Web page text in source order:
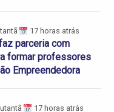
17 horas atrás
parceria com
formar professores
Empreendedora
17 horas atrás